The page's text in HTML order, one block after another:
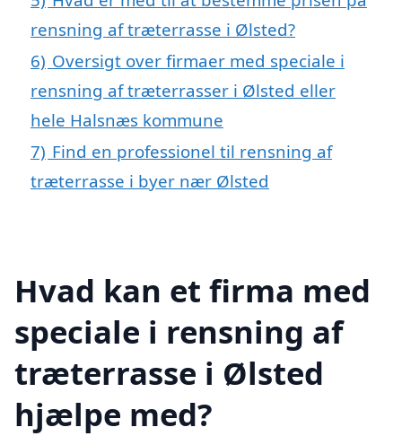
rensning af træterrasse i Ølsted?
6) Oversigt over firmaer med speciale i
rensning af træterrasser i Ølsted eller
hele Halsnæs kommune
7) Find en professionel til rensning af
træterrasse i byer nær Ølsted
Hvad kan et firma med
speciale i rensning af
træterrasse i Ølsted
hjælpe med?